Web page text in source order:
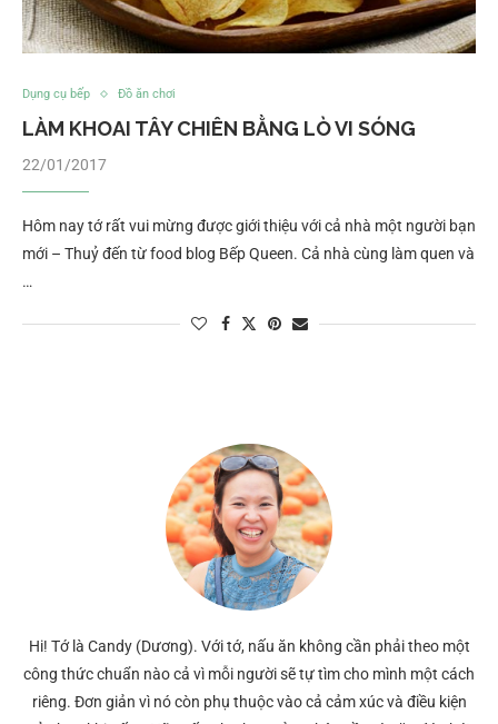
Dụng cụ bếp Đồ ăn chơi
LÀM KHOAI TÂY CHIÊN BẰNG LÒ VI SÓNG
22/01/2017
Hôm nay tớ rất vui mừng được giới thiệu với cả nhà một người bạn
mới – Thuỷ đến từ food blog Bếp Queen. Cả nhà cùng làm quen và
…
Hi! Tớ là Candy (Dương). Với tớ, nấu ăn không cần phải theo một
công thức chuẩn nào cả vì mỗi người sẽ tự tìm cho mình một cách
riêng. Đơn giản vì nó còn phụ thuộc vào cả cảm xúc và điều kiện